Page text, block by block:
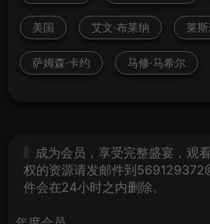
美国 艾文·布莱纳 莱斯
萨姆森·卡约 马修·马希尔
成为会员，享受完整盛宴，观
权的资源请发邮件到
件会在24小时之内删除。